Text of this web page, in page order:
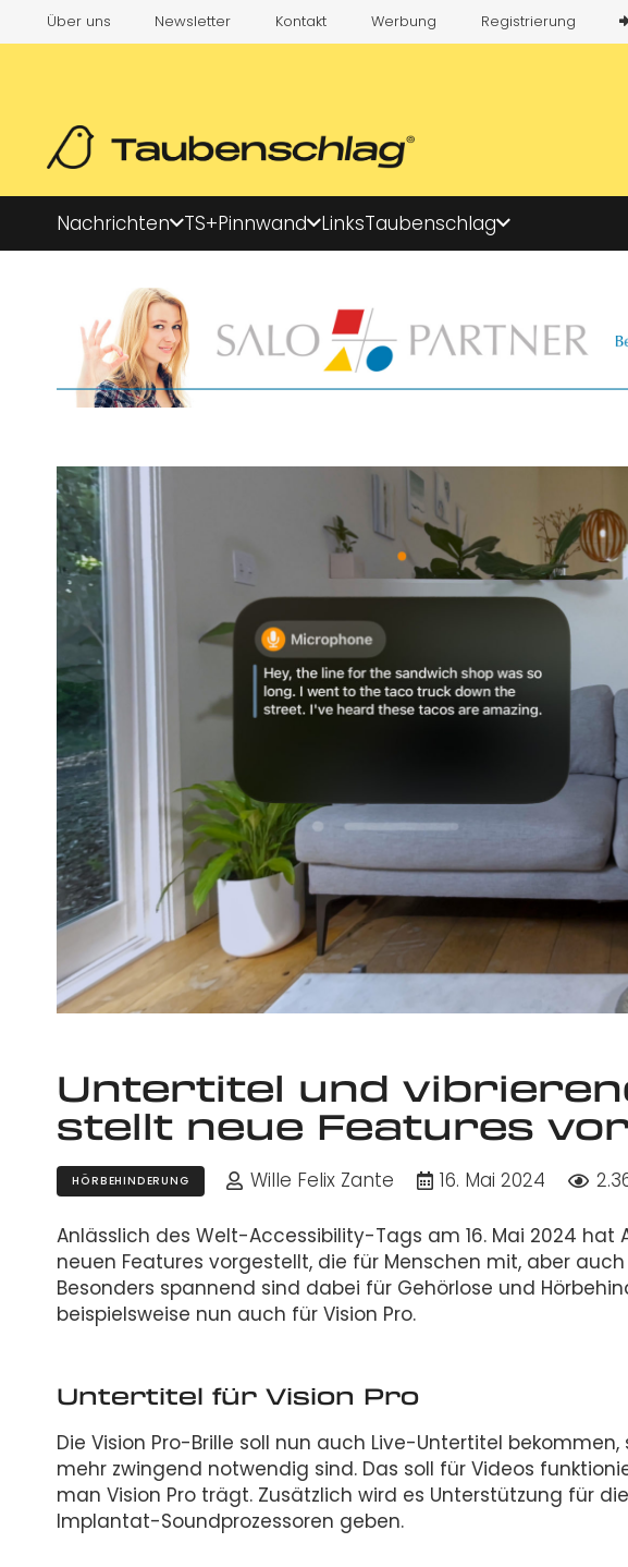
Über uns Newsletter Kontakt Werbung Registrierung
Nachrichten TS+Pinnwand LinksTaubenschlag
Untertitel und
stellt neue Features
HÖRBEHINDERUNG Wille Felix Zante 16. Mai 2024
Anlässlich des Welt-Accessibility-Tags am 16. Mai 2024 hat
neuen Features vorgestellt, die für Menschen mit, aber
Besonders spannend sind dabei für Gehörlose und
beispielsweise nun auch für Vision Pro.
Untertitel für Vision Pro
Die Vision Pro-Brille soll nun auch Live-Untertitel
mehr zwingend notwendig sind. Das soll für Videos
man Vision Pro trägt. Zusätzlich wird es Unterstützung für
Implantat-Soundprozessoren geben.